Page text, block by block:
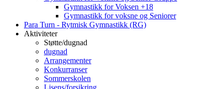
Gymnastikk for Voksen +18
Gymnastikk for voksne og Seniorer
Para Turn - Rytmisk Gymnastikk (RG)
Aktiviteter
Støtte/dugnad
dugnad
Arrangementer
Konkurranser
Sommerskolen
Lisens/forsikring